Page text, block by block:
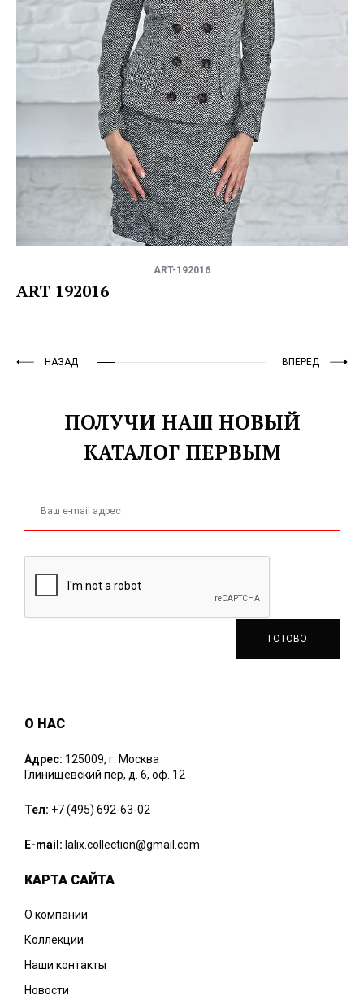
ART-192016
ART 192016
НАЗАД ВПЕРЕД
ПОЛУЧИ НАШ НОВЫЙ
КАТАЛОГ ПЕРВЫМ
О НАС
Адрес: 125009, г. Москва
Глинищевский пер, д. 6, оф. 12
Тел: +7 (495) 692-63-02
E-mail: lalix.collection@gmail.com
КАРТА САЙТА
О компании
Коллекции
Наши контакты
Новости